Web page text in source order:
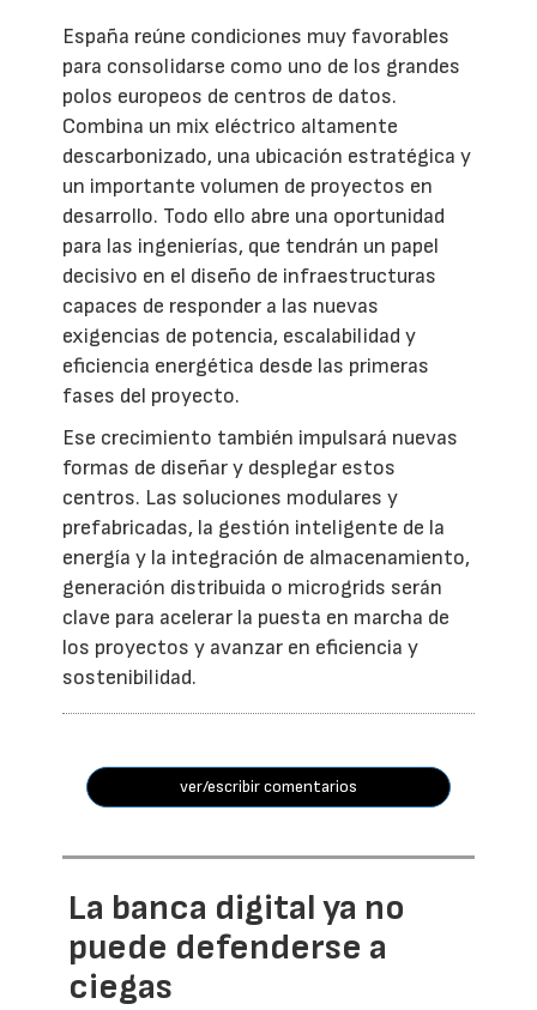
España reúne condiciones muy favorables
para consolidarse como uno de los grandes
polos europeos de centros de datos.
Combina un mix eléctrico altamente
descarbonizado, una ubicación estratégica y
un importante volumen de proyectos en
desarrollo. Todo ello abre una oportunidad
para las ingenierías, que tendrán un papel
decisivo en el diseño de infraestructuras
capaces de responder a las nuevas
exigencias de potencia, escalabilidad y
eficiencia energética desde las primeras
fases del proyecto.
Ese crecimiento también impulsará nuevas
formas de diseñar y desplegar estos
centros. Las soluciones modulares y
prefabricadas, la gestión inteligente de la
energía y la integración de almacenamiento,
generación distribuida o microgrids serán
clave para acelerar la puesta en marcha de
los proyectos y avanzar en eficiencia y
sostenibilidad.
ver/escribir comentarios
La banca digital ya no
puede defenderse a
ciegas